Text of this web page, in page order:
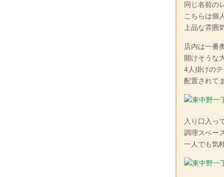
同じ名前の
こちらは個
上品な雰囲
店内は一番
開けそうな
4人掛けの
配置されて
入り口入っ
調理スペー
一人でも気